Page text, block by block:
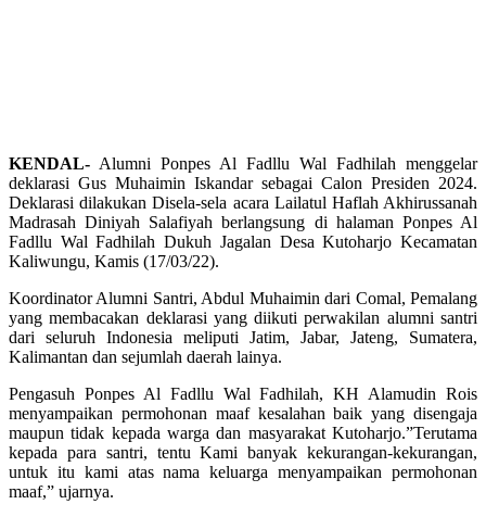
KENDAL- Alumni Ponpes Al Fadllu Wal Fadhilah menggelar
deklarasi Gus Muhaimin Iskandar sebagai Calon Presiden 2024.
Deklarasi dilakukan Disela-sela acara Lailatul Haflah Akhirussanah
Madrasah Diniyah Salafiyah berlangsung di halaman Ponpes Al
Fadllu Wal Fadhilah Dukuh Jagalan Desa Kutoharjo Kecamatan
Kaliwungu, Kamis (17/03/22).
Koordinator Alumni Santri, Abdul Muhaimin dari Comal, Pemalang
yang membacakan deklarasi yang diikuti perwakilan alumni santri
dari seluruh Indonesia meliputi Jatim, Jabar, Jateng, Sumatera,
Kalimantan dan sejumlah daerah lainya.
Pengasuh Ponpes Al Fadllu Wal Fadhilah, KH Alamudin Rois
menyampaikan permohonan maaf kesalahan baik yang disengaja
maupun tidak kepada warga dan masyarakat Kutoharjo.”Terutama
kepada para santri, tentu Kami banyak kekurangan-kekurangan,
untuk itu kami atas nama keluarga menyampaikan permohonan
maaf,” ujarnya.